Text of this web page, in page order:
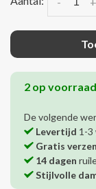
2 op voorraad
De volgende
Levertijd 1-3
Gratis
14 dagen
Stijlvolle